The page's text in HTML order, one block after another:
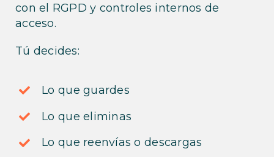
con el RGPD y controles internos de
acceso.
Tú decides:
Lo que guardes
Lo que eliminas
Lo que reenvías o descargas